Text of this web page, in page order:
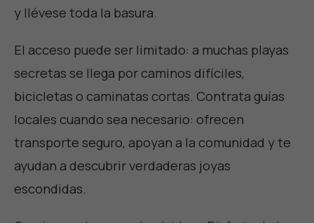
y llévese toda la basura.
El acceso puede ser limitado: a muchas playas
secretas se llega por caminos difíciles,
bicicletas o caminatas cortas. Contrata guías
locales cuando sea necesario: ofrecen
transporte seguro, apoyan a la comunidad y te
ayudan a descubrir verdaderas joyas
escondidas.